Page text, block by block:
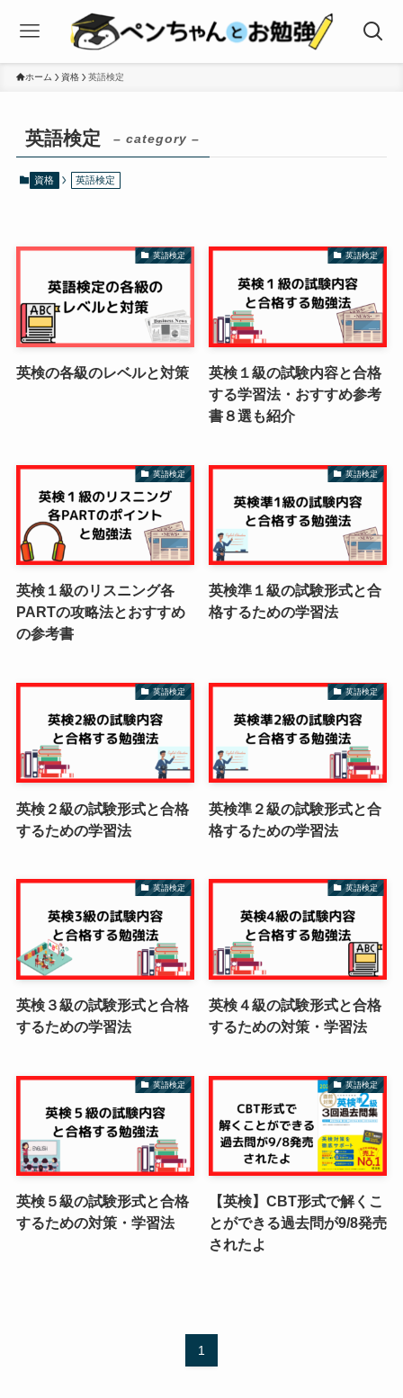
ホーム 資格 英語検定
英語検定 – category –
資格 英語検定
英語検定
英検の各級のレベルと対策
英語検定
英検１級の試験内容と合格
する学習法・おすすめ参考
書８選も紹介
英語検定
英検１級のリスニング各
PARTの攻略法とおすすめ
の参考書
英語検定
英検準１級の試験形式と合
格するための学習法
英語検定
英検２級の試験形式と合格
するための学習法
英語検定
英検準２級の試験形式と合
格するための学習法
英語検定
英検３級の試験形式と合格
するための学習法
英語検定
英検４級の試験形式と合格
するための対策・学習法
英語検定
英検５級の試験形式と合格
するための対策・学習法
英語検定
【英検】CBT形式で解くこ
とができる過去問が9/8発売
されたよ
1